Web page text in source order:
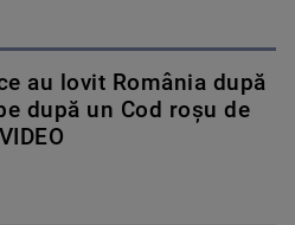
au lovit România după
după un Cod roşu de